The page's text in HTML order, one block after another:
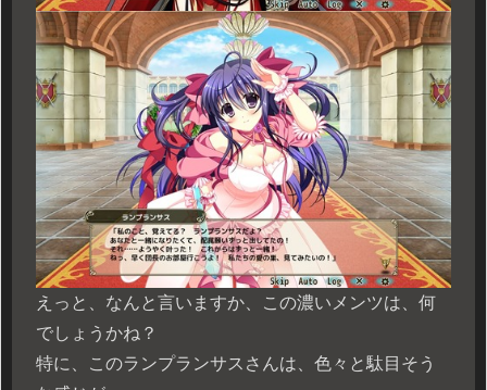
えっと、なんと言いますか、この濃いメンツは、何
でしょうかね？
特に、このランプランサスさんは、色々と駄目そう